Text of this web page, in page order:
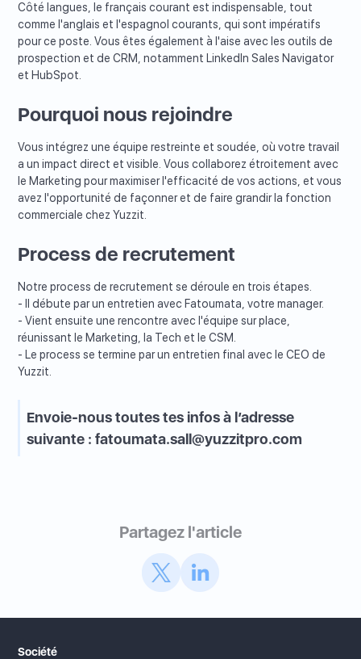
Côté langues, le français courant est indispensable, tout
comme l'anglais et l'espagnol courants, qui sont impératifs
pour ce poste. Vous êtes également à l'aise avec les outils de
prospection et de CRM, notamment LinkedIn Sales Navigator
et HubSpot.
Pourquoi nous rejoindre
Vous intégrez une équipe restreinte et soudée, où votre travail
a un impact direct et visible. Vous collaborez étroitement avec
le Marketing pour maximiser l'efficacité de vos actions, et vous
avez l'opportunité de façonner et de faire grandir la fonction
commerciale chez Yuzzit.
Process de recrutement
Notre process de recrutement se déroule en trois étapes.
- Il débute par un entretien avec Fatoumata, votre manager.
- Vient ensuite une rencontre avec l'équipe sur place,
réunissant le Marketing, la Tech et le CSM.
- Le process se termine par un entretien final avec le CEO de
Yuzzit.
Envoie-nous toutes tes infos à l’adresse
suivante : fatoumata.sall@yuzzitpro.com
Partagez l'article
Société